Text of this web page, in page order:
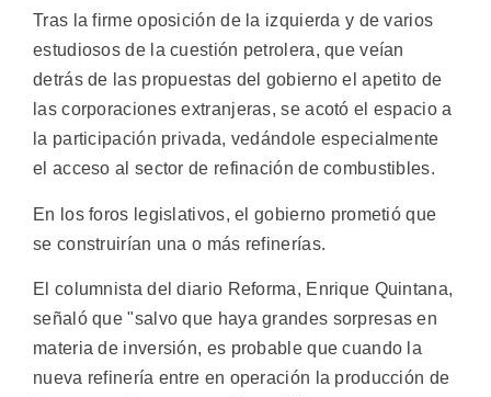
Tras la firme oposición de la izquierda y de varios
estudiosos de la cuestión petrolera, que veían
detrás de las propuestas del gobierno el apetito de
las corporaciones extranjeras, se acotó el espacio a
la participación privada, vedándole especialmente
el acceso al sector de refinación de combustibles.
En los foros legislativos, el gobierno prometió que
se construirían una o más refinerías.
El columnista del diario Reforma, Enrique Quintana,
señaló que "salvo que haya grandes sorpresas en
materia de inversión, es probable que cuando la
nueva refinería entre en operación la producción de